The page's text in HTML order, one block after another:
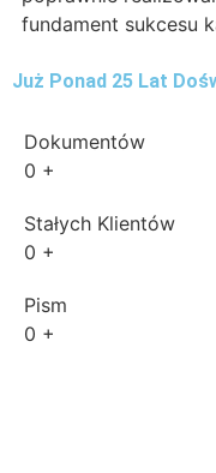
fundament sukcesu
Już Ponad 25 Lat
Dokumentów
0 +
Stałych Klientów
0 +
Pism
0 +